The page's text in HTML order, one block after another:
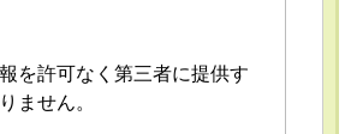
を許可なく第三者に提供す
ません。